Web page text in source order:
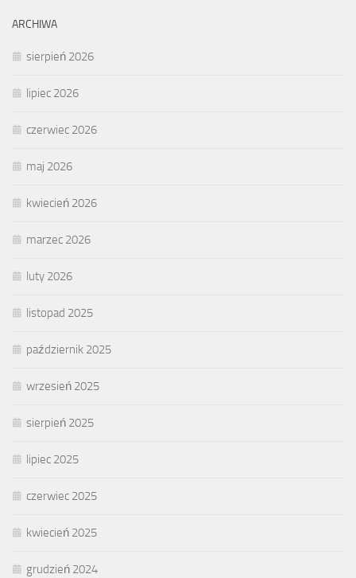
ARCHIWA
sierpień 2026
lipiec 2026
czerwiec 2026
maj 2026
kwiecień 2026
marzec 2026
luty 2026
listopad 2025
październik 2025
wrzesień 2025
sierpień 2025
lipiec 2025
czerwiec 2025
kwiecień 2025
grudzień 2024